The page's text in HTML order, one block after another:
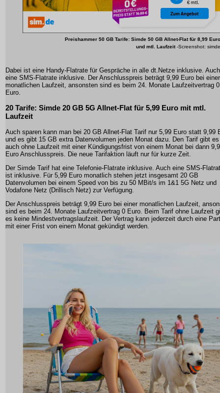
Preishammer 50 GB Tarife: Simde 50 GB Allnet-Flat für 8,99 Euro
und mtl. Laufzeit-Screenshot: simde
Dabei ist eine Handy-Flatrate für Gespräche in alle dt.Netze inklusive.
eine SMS-Flatrate inklusive. Der Anschlusspreis beträgt 9,99 Euro bei einer
monatlichen Laufzeit, ansonsten sind es beim 24. Monate Laufzeitvertrag 0
Euro.
20 Tarife: Simde 20 GB 5G Allnet-Flat für 5,99 Euro mit mtl.
Laufzeit
Auch sparen kann man bei 20 GB Allnet-Flat Tarif nur 5,99 Euro statt 9,99
und es gibt 15 GB extra Datenvolumen jeden Monat dazu. Den Tarif gibt es
auch ohne Laufzeit mit einer Kündigungsfrist von einem Monat bei dann
Euro Anschlusspreis. Die neue Tarifaktion läuft nur für kurze Zeit.
Der Simde Tarif hat eine Telefonie-Flatrate inklusive. Auch eine SMS-
ist inklusive. Für 5,99 Euro monatlich stehen jetzt insgesamt 20 GB
Datenvolumen bei einem Speed von bis zu 50 MBit/s im 1&1 5G Netz und
Vodafone Netz (Drillisch Netz) zur Verfügung.
Der Anschlusspreis beträgt 9,99 Euro bei einer monatlichen Laufzeit,
sind es beim 24. Monate Laufzeitvertrag 0 Euro. Beim Tarif ohne Laufzeit
es keine Mindestvertragslaufzeit. Der Vertrag kann jederzeit durch eine
mit einer Frist von einem Monat gekündigt werden.